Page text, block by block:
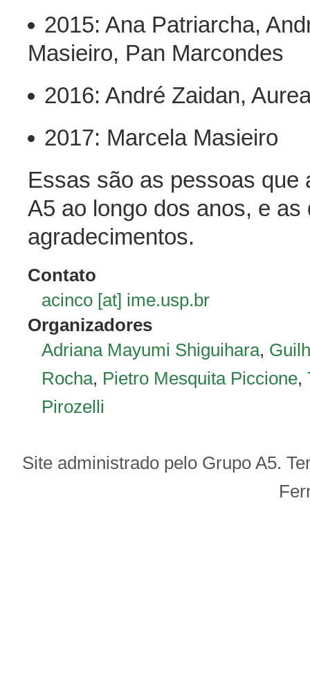
2015: Ana Patriarcha,
Masieiro, Pan Marcondes
2016: André Zaidan,
2017: Marcela Masieiro
Essas são as pessoas que
A5 ao longo dos anos, e
agradecimentos.
Contato
acinco [at] ime.usp.br
Organizadores
Adriana Mayumi Shiguihara,
Rocha, Pietro Mesquita Piccione,
Pirozelli
Site administrado pelo Grupo A5.